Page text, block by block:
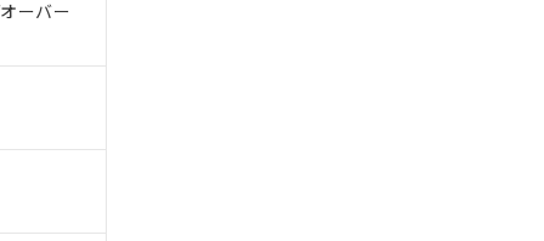
ーバー
了承ください。
き作成されるも
をご了承くださ
ず変更すること
1000ppm以下、
下、フタル酸ジブチ
) : 1000ppm、
可)を取得する
要な手段を講じ